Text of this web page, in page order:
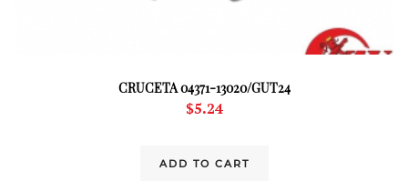
CRUCETA 04371-13020/GUT24
$5.24
ADD TO CART